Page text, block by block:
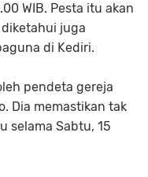
WIB. Pesta itu akan
juga
di Kediri.
pendeta gereja
Dia memastikan tak
selama Sabtu, 15